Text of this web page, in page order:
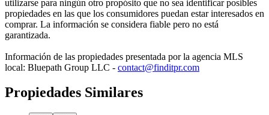
utilizarse para ningún otro propósito que no sea identificar posibles
propiedades en las que los consumidores puedan estar interesados en
comprar. La información se considera fiable pero no está
garantizada.
Información de las propiedades presentada por la agencia MLS
local: Bluepath Group LLC - contact@finditpr.com
Propiedades Similares